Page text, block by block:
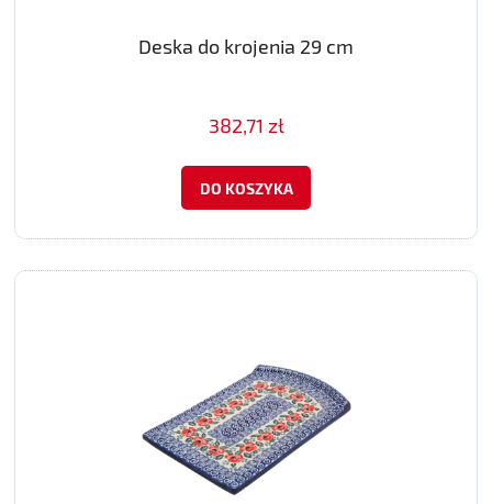
Deska do krojenia 29 cm
382,71 zł
DO KOSZYKA